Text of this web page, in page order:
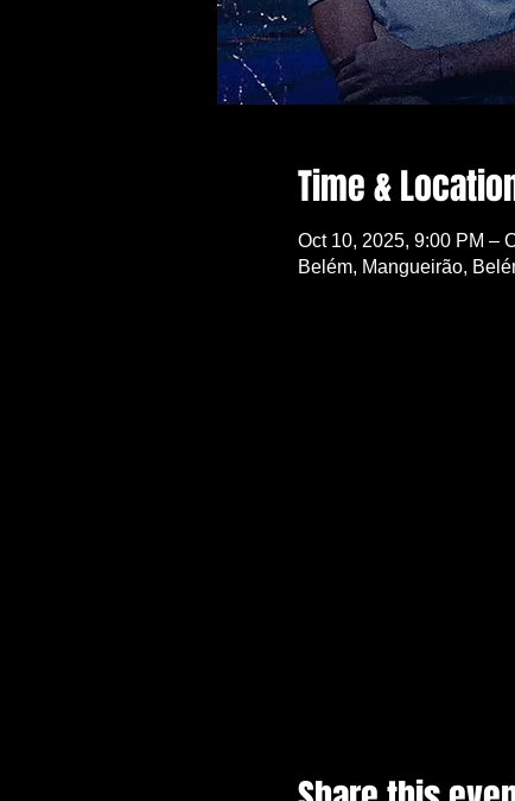
Time &
Oct 10, 2025, 9:00 PM –
Belém, Mangueirão,